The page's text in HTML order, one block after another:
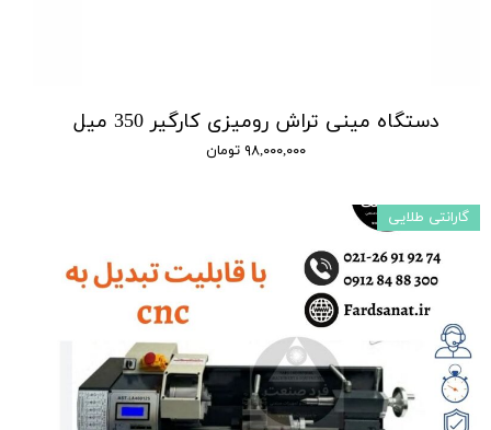
دستگاه مینی تراش رومیزی کارگیر 350 میل
۹۸,۰۰۰,۰۰۰ تومان
گارانتی طلایی